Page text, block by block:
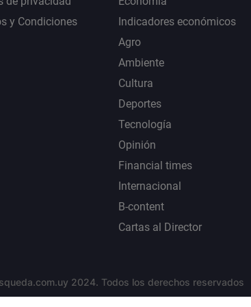
y Condiciones
Indicadores económicos
Agro
Ambiente
Cultura
Deportes
Tecnología
Opinión
Financial times
Internacional
B-content
Cartas al Director
2024. Todos los derechos reservados